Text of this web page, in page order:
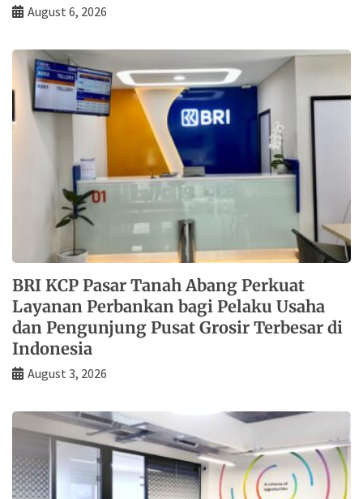
August 6, 2026
BRI KCP Pasar Tanah Abang Perkuat
Layanan Perbankan bagi Pelaku Usaha
dan Pengunjung Pusat Grosir Terbesar di
Indonesia
August 3, 2026